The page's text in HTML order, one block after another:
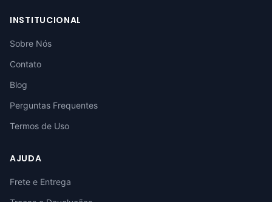
INSTITUCIONAL
Sobre Nós
Contato
Blog
Perguntas Frequentes
Termos de Uso
AJUDA
Frete e Entrega